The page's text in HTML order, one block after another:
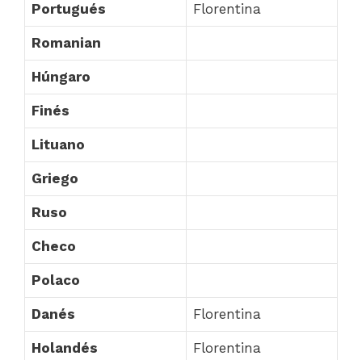
Portugués Florentina
Romanian
Húngaro
Finés
Lituano
Griego
Ruso
Checo
Polaco
Danés Florentina
Holandés Florentina